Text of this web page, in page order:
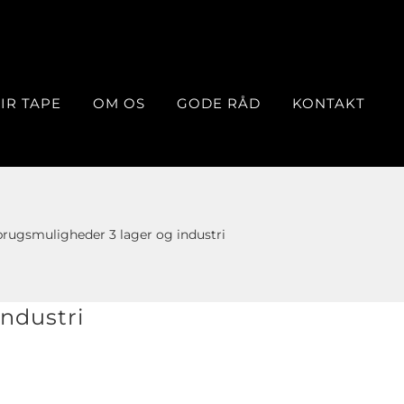
TAPE OM OS GODE RÅD KONTAKT
3 lager og industri